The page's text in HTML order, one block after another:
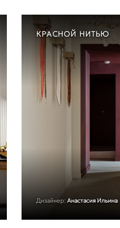
КРАСНОЙ НИТЬЮ
Дизайнер: Анастасия Ильина